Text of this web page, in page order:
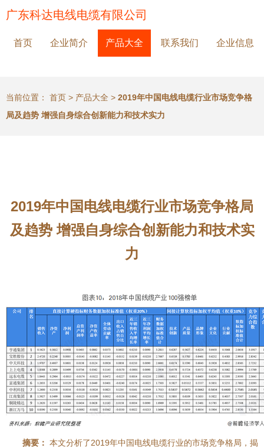
广东科达电线电缆有限公司
首页 企业简介 产品大全 联系我们 企业信息
当前位置： 首页 > 产品大全 > 2019年中国电线电缆行业市场竞争格
局及趋势 增强自身综合创新能力和技术实力
2019年中国电线电缆行业市场竞争格局
及趋势 增强自身综合创新能力和技术实
力
摘要： 本文分析了2019年中国电线电缆行业的市场竞争格局，揭